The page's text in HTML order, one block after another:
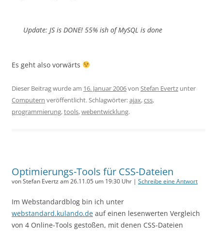
Update: JS is DONE! 55% ish of MySQL is done
Es geht also vorwärts
Dieser Beitrag wurde am 16. Januar 2006von Stefan Evertz unter
Computern veröffentlicht. Schlagwörter:ajax,css,
programmierung,tools,webentwicklung.
Optimierungs-Tools für CSS-Dateien
von Stefan Evertz am 26.11.05 um 19:30 Uhr | Schreibe eine Antwort
Im Webstandardblog bin ich unter
webstandard.kulando.de auf einen lesenwerten Vergleich
von 4 Online-Tools gestoßen, mit denen CSS-Dateien